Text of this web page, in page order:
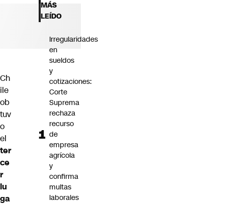
Ch
ile
ob
tuv
o
el
ter
ce
r
lu
ga
MÁS
LEÍDO
Irregularidades
en
sueldos
y
cotizaciones:
Corte
Suprema
rechaza
recurso
de
empresa
agrícola
y
confirma
multas
laborales